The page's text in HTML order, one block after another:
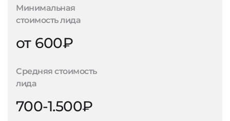
Минимальная
стоимость лида
от 600₽
Средняя стоимость
лида
700-1.500₽